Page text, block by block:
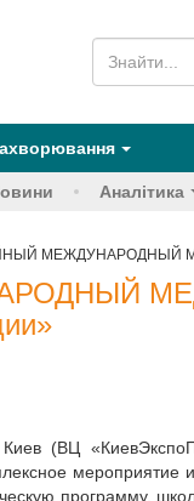
Аналітика
МЕЖДУНАРОДНЫЙ
(ВЦ
мероприятие
программу,